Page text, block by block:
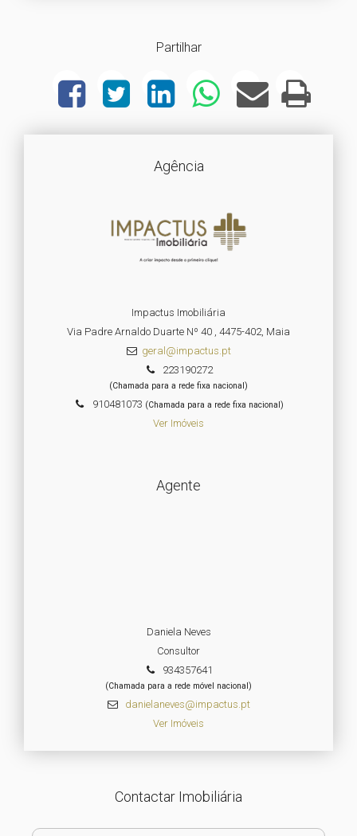
Partilhar
Agência
Impactus Imobiliária
Via Padre Arnaldo Duarte Nº 40 , 4475-402, Maia
geral@impactus.pt
223190272
(Chamada para a rede fixa nacional)
910481073 (Chamada para a rede fixa nacional)
Ver Imóveis
Agente
Daniela Neves
Consultor
934357641
(Chamada para a rede móvel nacional)
danielaneves@impactus.pt
Ver Imóveis
Contactar Imobiliária